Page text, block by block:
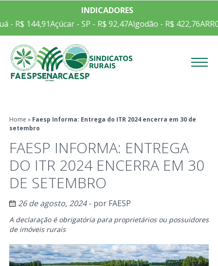
INDICADORES
- R$ 144,91Açúcar - SP - R$ 92,47Algodão - R$ 422,76
Home » Faesp Informa: Entrega do ITR 2024 encerra em 30 de
setembro
FAESP INFORMA: ENTREGA
DO ITR 2024 ENCERRA EM 30
DE SETEMBRO
26 de agosto, 2024- por FAESP
A declaração é obrigatória para proprietários ou possuidores
de imóveis rurais